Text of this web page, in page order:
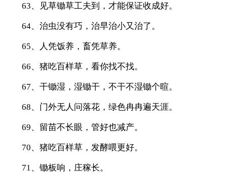
63、见草锄草工夫到，才能保证收成好。
64、治虫没有巧，治早治小又治了。
65、人凭饭养，畜凭草养。
66、猪吃百样草，看你找不找。
67、干锄湿，湿锄干，不干不湿锄个暄。
68、门外无人问落花，绿色冉冉遍天涯。
69、留苗不长眼，管好也减产。
70、猪吃百样草，发酵喂更好。
71、锄板响，庄稼长。